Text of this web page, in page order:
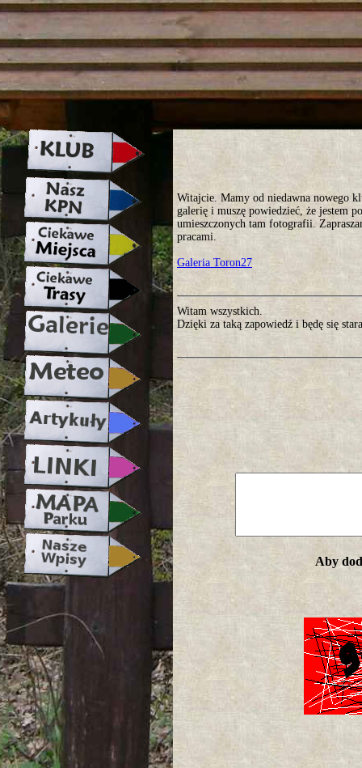
strona w naprawie zapraszamy
Witajcie. Mamy od niedawna nowego
galerię i muszę powiedzieć, że jestem
umieszczonych tam fotografii.
pracami.
Galeria Toron27
Witam wszystkich.
Dzięki za taką zapowiedź i będę się
Aby